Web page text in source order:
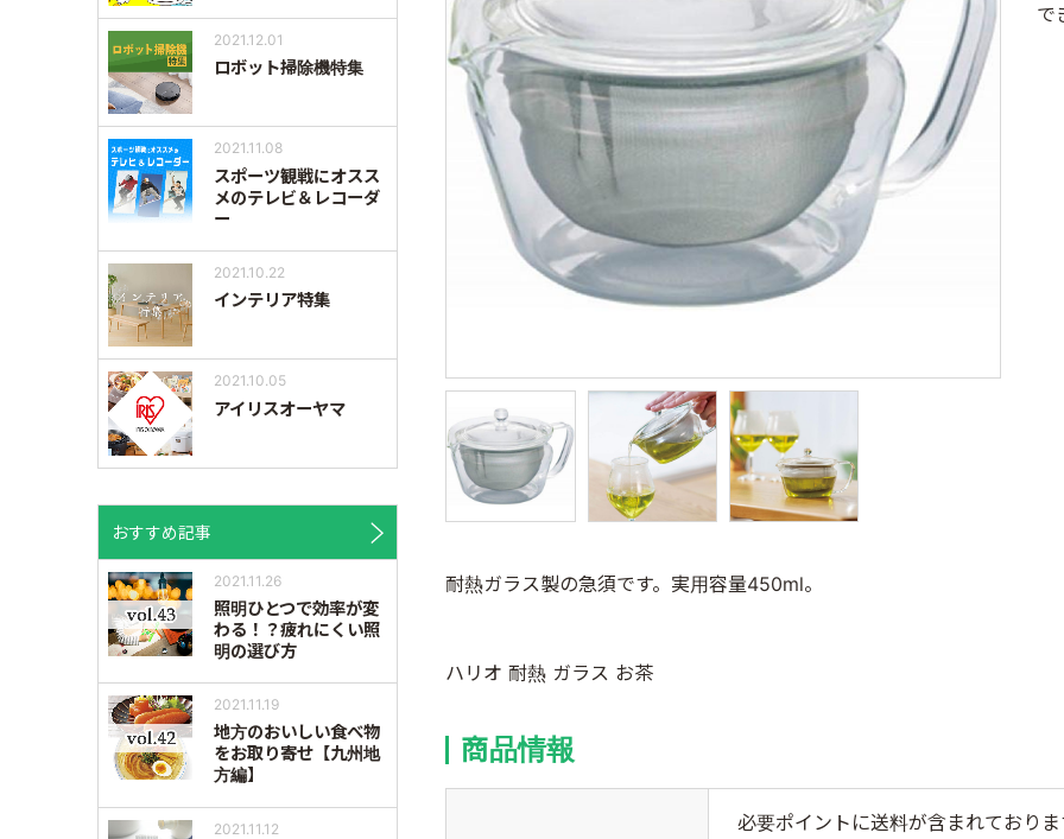
で
耐熱ガラス製の急須です。実用容量450ml。
ハリオ 耐熱 ガラス お茶
商品情報
必要ポイントに送料が含まれておりま
2021.12.01
ロボット掃除機特集
2021.11.08
スポーツ観戦にオスス
メのテレビ＆レコーダ
ー
2021.10.22
インテリア特集
2021.10.05
アイリスオーヤマ
おすすめ記事
2021.11.26
照明ひとつで効率が変
わる！？疲れにくい照
明の選び方
2021.11.19
地方のおいしい食べ物
をお取り寄せ【九州地
方編】
2021.11.12